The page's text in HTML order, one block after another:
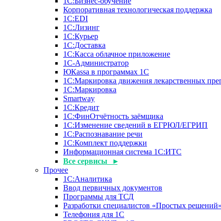
Корпоративная технологическая поддержка
1С:ЕDI
1С:Лизинг
1С:Курьер
1С:Доставка
1С:Касса облачное приложение
1С-Администратор
ЮКаssа в программах 1С
1С:Маркировка движения лекарственных
1С:Маркировка
Smartway
1С:Кредит
1С:ФинОтчётность заёмщика
1С:Изменение сведений в ЕГРЮЛ/ЕГРИП
1С:Распознавание речи
1С:Комплект поддержки
Информационная система 1С:ИТС
Все сервисы ▸
Прочее
1С:Аналитика
Ввод первичных документов
Программы для ТСД
Разработки специалистов «Простых решений»
Телефония для 1С